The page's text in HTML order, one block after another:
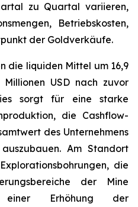
zu Quartal variieren,
Betriebskosten,
der Goldverkäufe.
die liquiden Mittel um 16,9
USD nach zuvor
sorgt für eine starke
die Cashflow-
des Unternehmens
Am Standort
die
der Mine
Erhöhung der